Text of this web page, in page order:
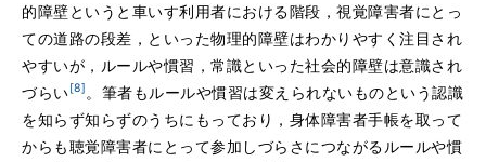
的障壁というと車いす利用者における階段，視覚障害者にとっ
ての道路の段差，といった物理的障壁はわかりやすく注目され
やすいが，ルールや慣習，常識といった社会的障壁は意識され
づらい [8] 。筆者もルールや慣習は変えられないものという認識
を知らず知らずのうちにもっており，身体障害者手帳を取って
からも聴覚障害者にとって参加しづらさにつながるルールや慣